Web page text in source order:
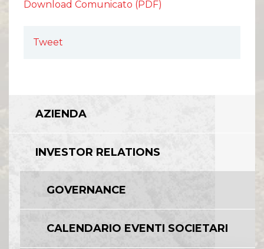
Download Comunicato (PDF)
Tweet
AZIENDA
INVESTOR RELATIONS
GOVERNANCE
CALENDARIO EVENTI SOCIETARI